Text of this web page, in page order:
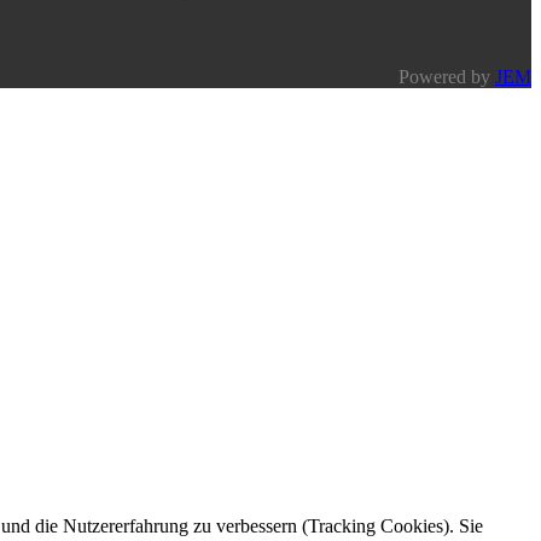
Powered by JEM
die Nutzererfahrung zu verbessern (Tracking Cookies). Sie